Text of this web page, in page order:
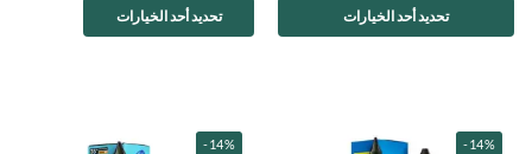
تحديد أحد الخيارات تحديد أحد الخيارات
-14%
-14%